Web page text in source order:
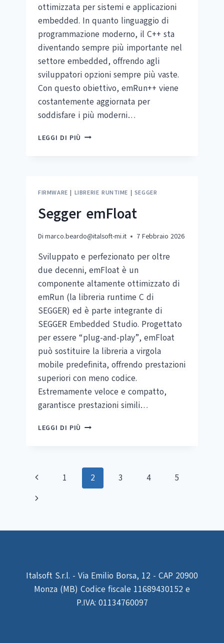
ottimizzata per sistemi e applicazioni
embedded. In quanto linguaggio di
programmazione moderno, il C++ sta
diventando sempre più importante nel
settore embedded, offrendo agli
sviluppatori opzioni sempre più vaste.
Con questo obiettivo, emRun++ viene
costantemente aggiornata per
soddisfare i più moderni…
LEGGI DI PIÙ SEGGER
FIRMWARE | LIBRERIE RUNTIME | SEGGER
Segger emFloat
Di marco.beardo@italsoft-mi.it 7 Febbraio 2026
Sviluppato e perfezionato per oltre
due decenni, emFloat è un
componente altamente ottimizzato di
emRun (la libreria runtime C di
SEGGER) ed è parte integrante di
SEGGER Embedded Studio. Progettato
per essere “plug-and-play”, emFloat
può sostituire la libreria a virgola
mobile predefinita, offrendo prestazioni
superiori con meno codice.
Estremamente veloce e compatto,
garantisce prestazioni simili…
LEGGI DI PIÙ SEGGER
Navigazione
pagina
Pagina
Precedente
1 2 3 4
5
Pagina
Italsoft S.r.l. - Via Emilio Borsa, 12 - CAP 20900
Monza (MB) Codice fiscale 11689430152 e
P.IVA: 01134760097